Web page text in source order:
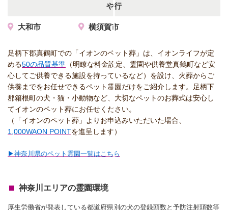
や行
大和市 横須賀市
足柄下郡真鶴町での「イオンのペット葬」は、イオンライフが定
める50の品質基準 （明瞭な料金設定、霊園や供養堂真鶴町など安
心してご供養できる施設を持っているなど）を設け、火葬からご
供養までをお任せできるペット霊園だけをご紹介します。足柄下
郡箱根町の犬・猫・小動物など、大切なペットのお葬式は安心し
てイオンのペット葬にお任せください。
（「イオンのペット葬」よりお申込みいただいた場合、
1,000WAON POINTを進呈します）
▶神奈川県のペット霊園一覧はこちら
神奈川エリアの霊園環境
厚生労働省が発表している都道府県別の犬の登録頭数と予防注射頭数等